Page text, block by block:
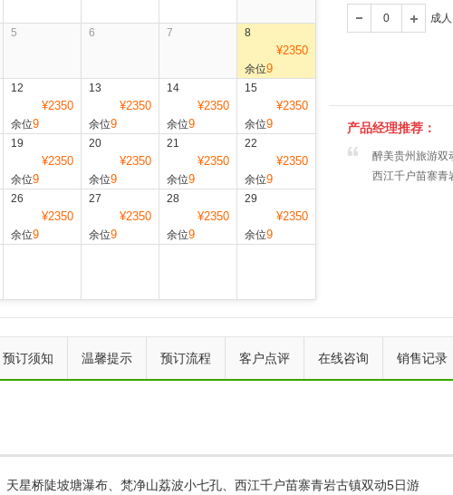
上一个 下一个
5 6 7 8
¥2350
余位9
12
¥2350
余位9
13
¥2350
余位9
14
¥2350
余位9
15
¥2350
余位9
19
¥2350
余位9
20
¥2350
余位9
21
¥2350
余位9
22
¥2350
余位9
26
¥2350
余位9
27
¥2350
余位9
28
¥2350
余位9
29
¥2350
余位9
成人
产品经理推荐：
醉美贵州旅游双
西江千户苗寨青
预订须知 温馨提示 预订流程 客户点评 在线咨询 销售记录
星桥陡坡塘瀑布、梵净山荔波小七孔、西江千户苗寨青岩古镇双动5日游